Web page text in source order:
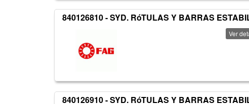
840126810 - SYD. RóTULAS Y BARRAS
Ver
840126910 - SYD. RóTULAS Y BARRAS